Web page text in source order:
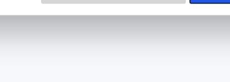
399 kr.
919 kr.